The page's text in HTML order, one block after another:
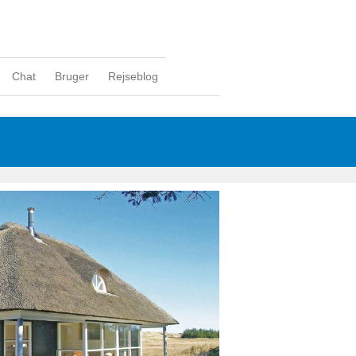
Chat Bruger Rejseblog